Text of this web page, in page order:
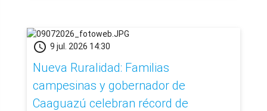
schedule 9 jul. 2026 14:30
​Nueva Ruralidad: Familias
campesinas y gobernador de
Caaguazú celebran récord de